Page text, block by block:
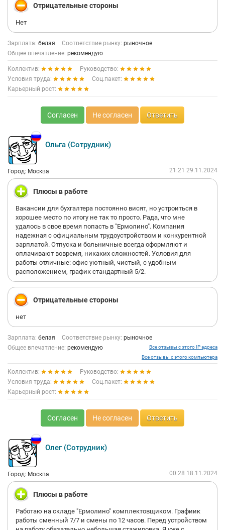
Отрицательные стороны
Нет
Зарплата: белая Соответствие рынку: рыночное
Общее впечатление: рекомендую
Коллектив:
Руководство:
Условия труда:
Соц.пакет:
Карьерный рост:
Согласен Не согласен Ответить
Ольга (Сотрудник)
Город: Москва 21:21 29.11.2024
Плюсы в работе
Вакансии для бухгалтера постоянно висят, но устроиться в
хорошее место по итогу не так то просто. Рада, что мне
удалось в свое время попасть в "Ермолино". Компания
надежная с официальным трудоустройством и конкурентной
зарплатой. Отпуска и больничные всегда оформляют и
оплачивают вовремя, никаких сложностей. Условия для
работы отличные: офис уютный, чистый, с удобным
расположением, график стандартный 5/2.
Отрицательные стороны
нет
Зарплата: белая Соответствие рынку: рыночное
Общее впечатление: рекомендую
Все отзывы с этого IP адреса
Все отзывы с этого компьютера
Коллектив:
Руководство:
Условия труда:
Соц.пакет:
Карьерный рост:
Согласен Не согласен Ответить
Олег (Сотрудник)
Город: Москва 00:28 18.11.2024
Плюсы в работе
Работаю на складе "Ермолино" комплектовщиком. Графиик
работы сменный 7/7 и смены по 12 часов. Перед устройством